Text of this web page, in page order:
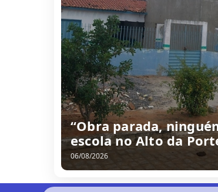
“Obra parada,
escola no Alto da
06/08/2026